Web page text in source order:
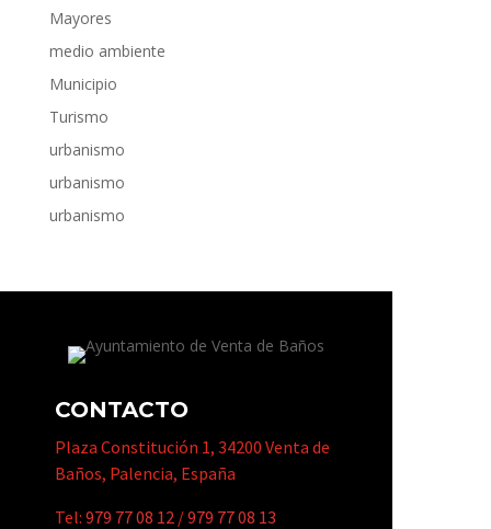
Mayores
medio ambiente
Municipio
Turismo
urbanismo
urbanismo
urbanismo
CONTACTO
Plaza Constitución 1, 34200 Venta de
Baños, Palencia, España
Tel: 979 77 08 12 /979 77 08 13